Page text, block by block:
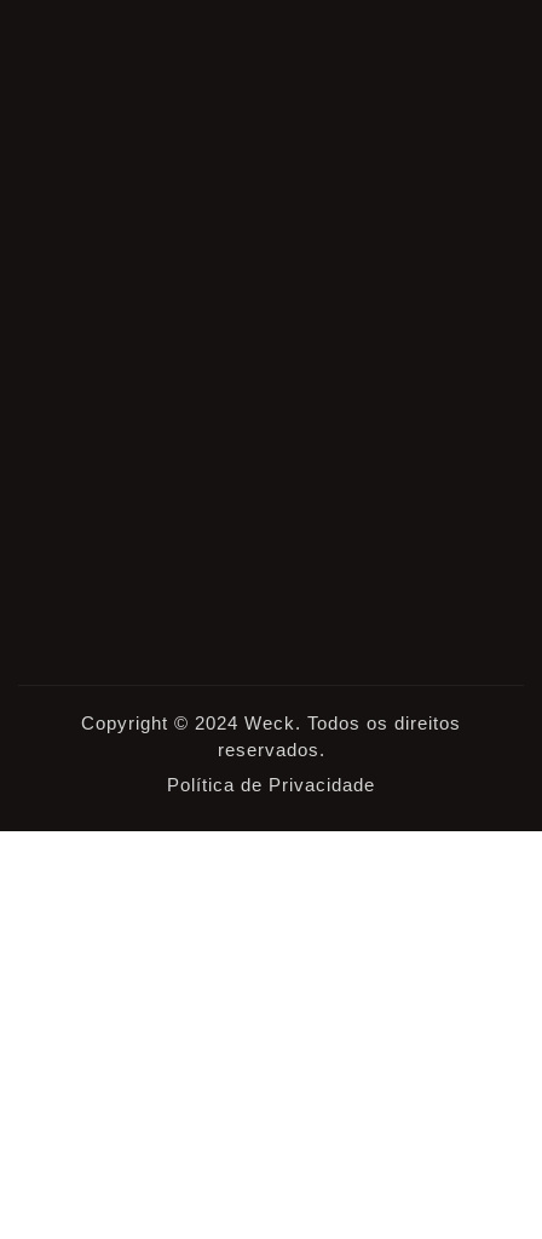
Copyright © 2024 Weck. Todos os direitos
reservados.
Política de Privacidade